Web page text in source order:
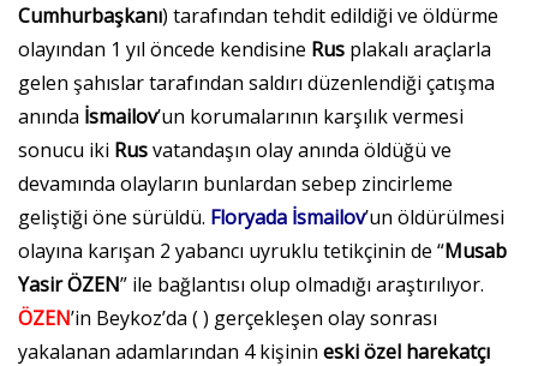
Cumhurbaşkanı) tarafından tehdit edildiği ve öldürme
olayından 1 yıl öncede kendisine Rus plakalı araçlarla
gelen şahıslar tarafından saldırı düzenlendiği çatışma
anında İsmailov’un korumalarının karşılık vermesi
sonucu iki Rusvatandaşın olay anında öldüğü ve
devamında olayların bunlardan sebep zincirleme
geliştiği öne sürüldü. Floryada İsmailov’un öldürülmesi
olayına karışan 2 yabancı uyruklu tetikçinin de “Musab
Yasir ÖZEN” ile bağlantısı olup olmadığı araştırılıyor.
ÖZEN’in Beykoz’da ( ) gerçekleşen olay sonrası
yakalanan adamlarından 4 kişinin eski özel harekatçı